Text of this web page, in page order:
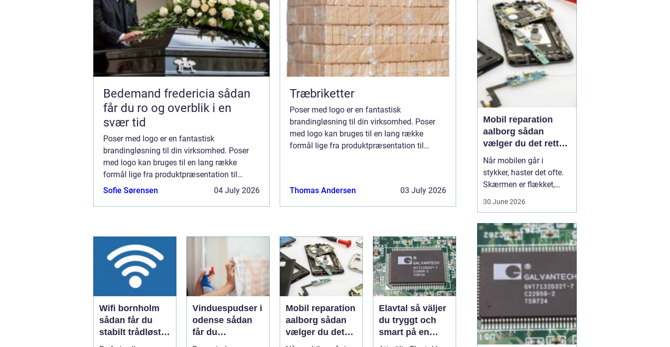
Bedemand fredericia sådan
får du ro og overblik i en
svær tid
Poser med logo er en fantastisk
brandingløsning til din virksomhed. Poser
med logo kan bruges til en lang række
formål lige fra produktpræsentation til
festivaler til hverdagsbrug. Det er en
Sofie Sørensen 04 July 2026
Træbriketter
Poser med logo er en fantastisk
brandingløsning til din virksomhed. Poser
med logo kan bruges til en lang række
formål lige fra produktpræsentation til
Thomas Andersen
03 July 2026
Wifi bornholm
sådan får du
stabilt trådløst
net på klippeøen
Vinduespudser i
odense sådan
får du
skinnende rene
Mobil reparation
aalborg sådan
vælger du det
rette værksted
Elavtal så väljer
du tryggt och
smart på en
rörlig elmarknad
erhvervsbygninger til at
fremstå velholdte og
giver et bedre indeklima.
Flere boligejere og
virksomheder vælger
derfor at bruge en
professionel01 July
2026
Mobil reparation
aalborg sådan
vælger du det rette
værksted
Når mobilen går i
stykker, haster det ofte.
Skærmen er flækket,
Aalborg er der flere
værksteder at vælge
imellem, og det kan være
svært at gennemskue,
hvem der faktisk leverer
30 June 2026